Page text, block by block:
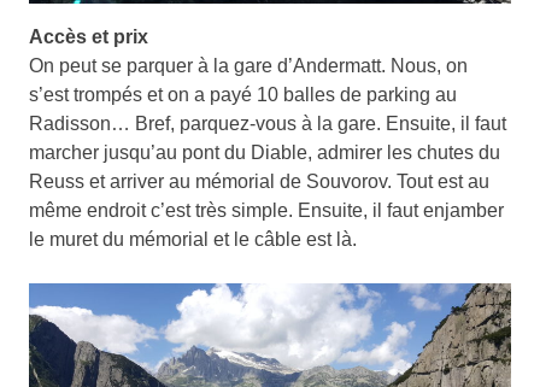
Accès et prix
On peut se parquer à la gare d’Andermatt. Nous, on
s’est trompés et on a payé 10 balles de parking au
Radisson… Bref, parquez-vous à la gare. Ensuite, il faut
marcher jusqu’au pont du Diable, admirer les chutes du
Reuss et arriver au mémorial de Souvorov. Tout est au
même endroit c’est très simple. Ensuite, il faut enjamber
le muret du mémorial et le câble est là.